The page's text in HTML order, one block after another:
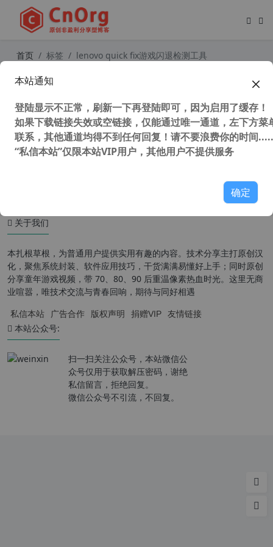
首页 标签 lenovo quick fix游戏闪退检测工具
关于我们
本扎根草根，为普通用户提供实用有趣的内容。技术分享主打原创汉
化，聚焦系统封装、软件应用技巧，干货满满易懂好上手；同时原创
分享童年游戏视频，带 70、80、90 后重温像素热血时光。这里无商
业喧嚣，唯技术交流与青春回响，期待与同好相遇
私信本站 广告合作 版权声明 捐赠VIP 友情链接
本站公众号:
扫一扫关注公众号，本站微信公
众号仅用于获取解压密码，谢绝
私信留言，拒绝回复。
微信公众号不引流，不回复。
本站通知
登陆显示不正常，刷新一下再登陆即可，因为启用了缓存！
如果下载链接失效或空链接，仅能通过唯一通道，左下方菜
联系，其他通道均得不到任何回复！请不要浪费你的时间
“私信本站”仅限本站VIP用户，其他用户不提供服务
确定